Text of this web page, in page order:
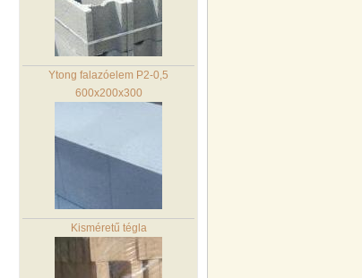
Ytong falazóelem P2-0,5
600x200x300
Kisméretű tégla